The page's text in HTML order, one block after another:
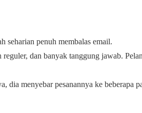
seharian penuh membalas email.
dan banyak tanggung jawab.
dia menyebar pesanannya ke beberapa